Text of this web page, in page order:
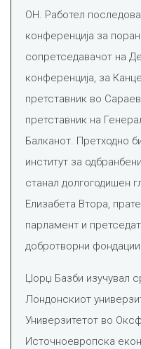
ОН. Работел
конференција за
сопретседавачот на
конференција, за
претставник во
претставник на
Балканот. Претходно
институт за
станал долгогодишен
Елизабета Втора,
парламент и
добротворни фондации.
Џорџ Базби изучувал
Лондонскиот
Универзитетот во
Источноевропска